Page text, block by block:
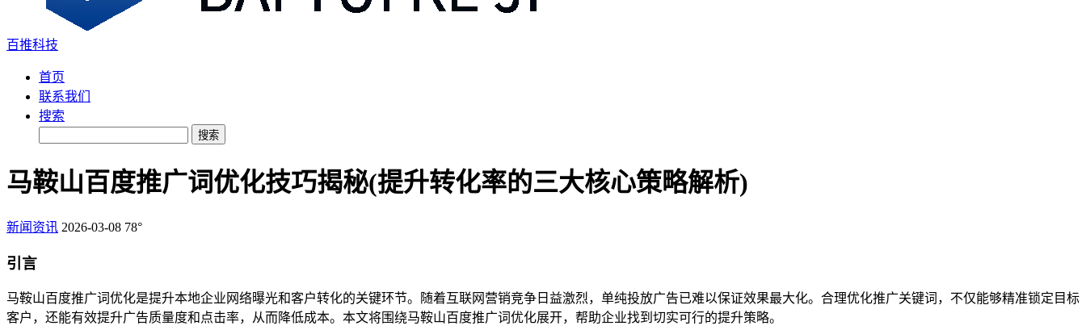
百推科技
首页
联系我们
搜索
搜索
马鞍山百度推广词优化技巧揭秘(提升转化率的三大核心策略解析)
新闻资讯 2026-03-08 78°
引言
马鞍山百度推广词优化是提升本地企业网络曝光和客户转化的关键环节。随着互联网营销竞争日益激烈，单纯投放广告已难以保证效果最大化。合理优化推广关键词，不仅能够精准锁定目标
客户，还能有效提升广告质量度和点击率，从而降低成本。本文将围绕马鞍山百度推广词优化展开，帮助企业找到切实可行的提升策略。